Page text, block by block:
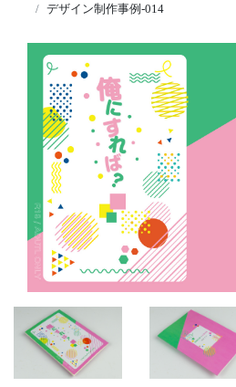
デザイン制作事例-014